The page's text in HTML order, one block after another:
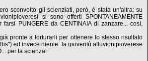
sconvolto gli scienziati, però, è stata un'altra: su
si sono offerti SPONTANEAMENTE
farsi PUNGERE da CENTINAIA di zanzare... così,
pronte a torturarli per ottenere lo stesso risultato
ed invece niente: la gioventù alluvionipioverese
per la scienza!